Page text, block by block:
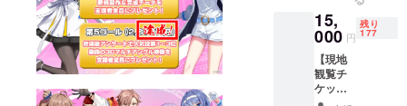
化を実現。
既存サービ
スの改善や
サービス企
画／システ
された
定点映
像デー
タをお
届けい
たしま
15,
000 円
残り
177
【現地
観覧チ
ケット
（A席）